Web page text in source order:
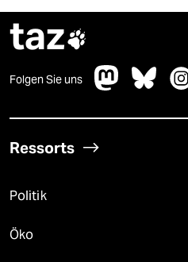
taz
Folgen Sie uns
Ressorts
Politik
Öko